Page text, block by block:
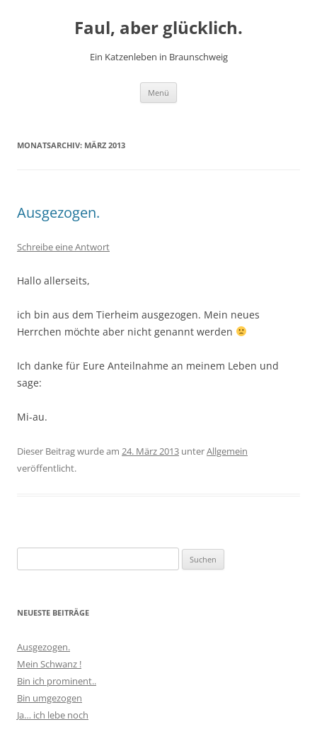
Faul, aber glücklich.
Ein Katzenleben in Braunschweig
Menü
MONATSARCHIV: MÄRZ 2013
Ausgezogen.
Schreibe eine Antwort
Hallo allerseits,
ich bin aus dem Tierheim ausgezogen. Mein neues
Herrchen möchte aber nicht genannt werden
Ich danke für Eure Anteilnahme an meinem Leben und
sage:
Mi-au.
Dieser Beitrag wurde am 24. März 2013 unterAllgemein
veröffentlicht.
nach:
NEUESTE BEITRÄGE
Ausgezogen.
Mein Schwanz !
Bin ich prominent..
Bin umgezogen
Ja… ich lebe noch